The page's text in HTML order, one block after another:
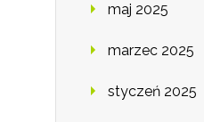
maj 2025
marzec 2025
styczeń 2025